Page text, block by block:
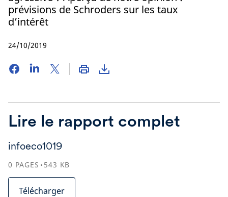
prévisions de Schroders sur les taux
d’intérêt
24/10/2019
Lire le rapport complet
infoeco1019
0 PAGES 543 KB
Télécharger